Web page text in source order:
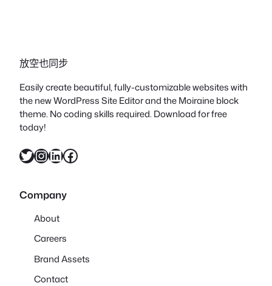
放空也同步
Easily create beautiful, fully-customizable websites with
the new WordPress Site Editor and the Moiraine block
theme. No coding skills required. Download for free
today!
X InstagramLinkedIn Facebook
Company
About
Careers
Brand Assets
Contact